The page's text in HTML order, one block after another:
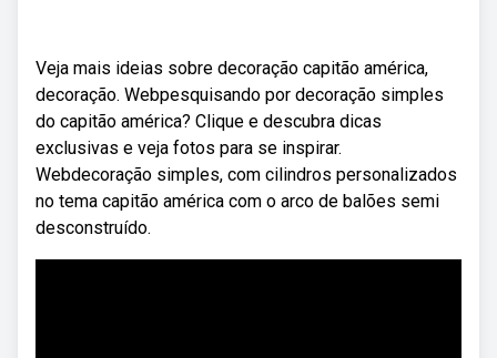
Veja mais ideias sobre decoração capitão américa,
decoração. Webpesquisando por decoração simples
do capitão américa? Clique e descubra dicas
exclusivas e veja fotos para se inspirar.
Webdecoração simples, com cilindros personalizados
no tema capitão américa com o arco de balões semi
desconstruído.